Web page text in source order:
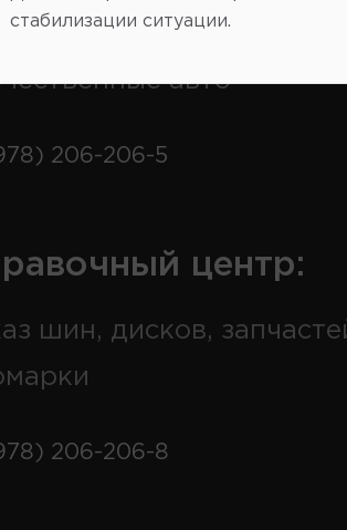
запчастей на
авто
206-206-5
центр:
шин, дисков,
206-206-8
стабилизации ситуации.